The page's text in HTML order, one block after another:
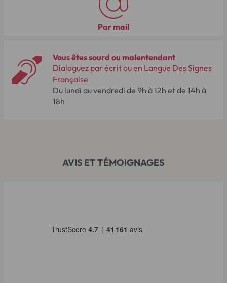
Par mail
Vous êtes sourd ou malentendant
Dialoguez par écrit ou en Langue Des Signes
Française
Du lundi au vendredi de 9h à 12h et de 14h à
18h
AVIS ET TÉMOIGNAGES